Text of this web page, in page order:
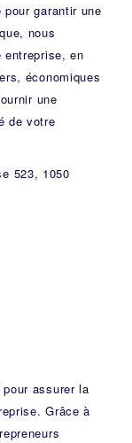
garantir une
nous
en
économiques
une
de votre
523, 1050
assurer la
Grâce à